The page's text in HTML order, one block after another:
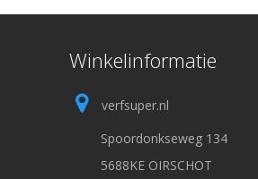
Winkelinformatie
verfsuper.nl
Spoordonkseweg 134
5688KE OIRSCHOT